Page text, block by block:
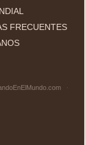
FRECUENTES